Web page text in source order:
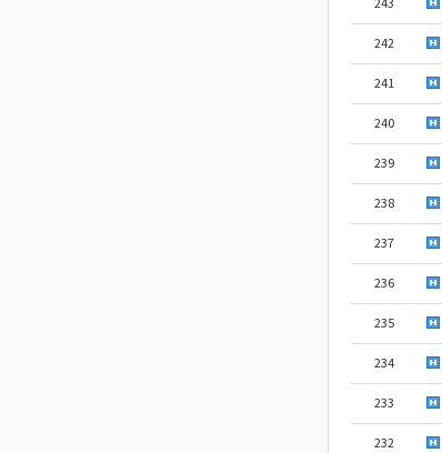
243
242
241
240
239
238
237
236
235
234
233
232